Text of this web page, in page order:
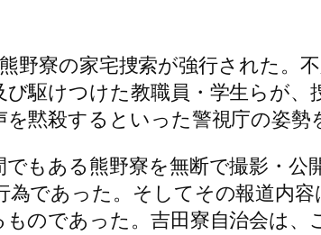
野寮の家宅捜索が強行された
駆けつけた教職員・学生らが
黙殺するといった警視庁の姿勢
もある熊野寮を無断で撮影・
であった。そしてその報道内
のであった。吉田寮自治会は